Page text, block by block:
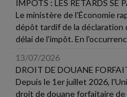
IMPÔTS : LES RETARDS SE
Le ministère de l'Économie
dépôt tardif de la déclaration
délai de l'impôt. En
13/07/2026
DROIT DE DOUANE
Depuis le 1er juillet 2026,
droit de douane forfaitaire